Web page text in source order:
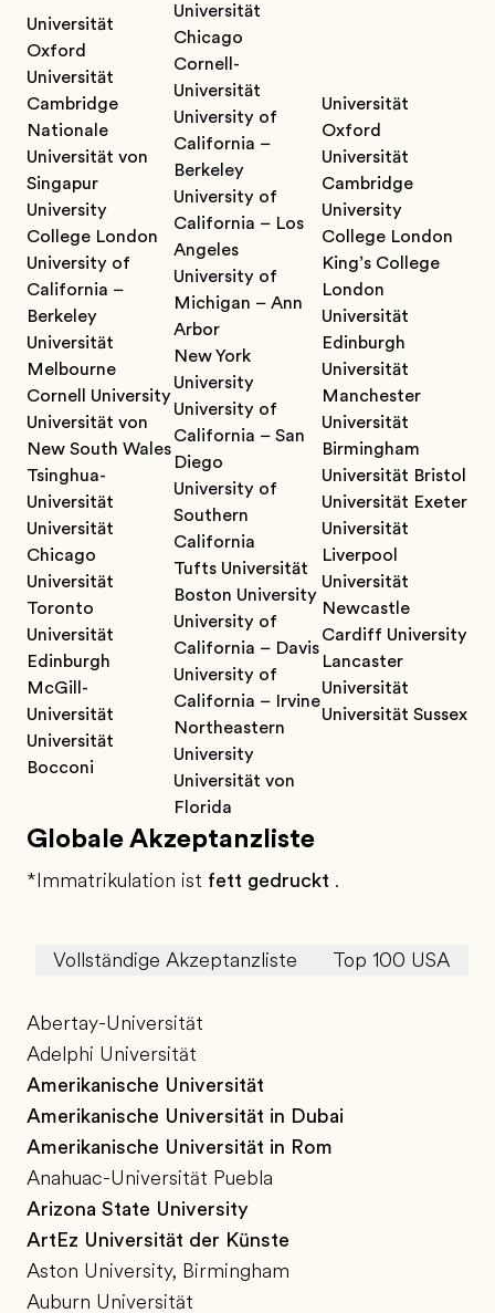
Universität
Oxford
Universität
Cambridge
Nationale
Universität von
Singapur
University
College London
University of
California –
Berkeley
Universität
Melbourne
Cornell University
Universität von
New South Wales
Tsinghua-
Universität
Universität
Chicago
Universität
Toronto
Universität
Edinburgh
McGill-
Universität
Universität
Bocconi
Universität
Chicago
Cornell-
Universität
University of
California –
Berkeley
University of
California – Los
Angeles
University of
Michigan – Ann
Arbor
New York
University
University of
California – San
Diego
University of
Southern
California
Tufts Universität
Boston University
University of
California – Davis
University of
California – Irvine
Northeastern
University
Universität von
Florida
Universität
Oxford
Universität
Cambridge
University
College London
King’s College
London
Universität
Edinburgh
Universität
Manchester
Universität
Birmingham
Universität Bristol
Universität Exeter
Universität
Liverpool
Universität
Newcastle
Cardiff University
Lancaster
Universität
Universität Sussex
Globale Akzeptanzliste
*Immatrikulation ist fett gedruckt .
Vollständige Akzeptanzliste Top 100 USA
Abertay-Universität
Adelphi Universität
Amerikanische Universität
Amerikanische Universität in Dubai
Amerikanische Universität in Rom
Anahuac-Universität Puebla
Arizona State University
ArtEz Universität der Künste
Aston University, Birmingham
Auburn Universität